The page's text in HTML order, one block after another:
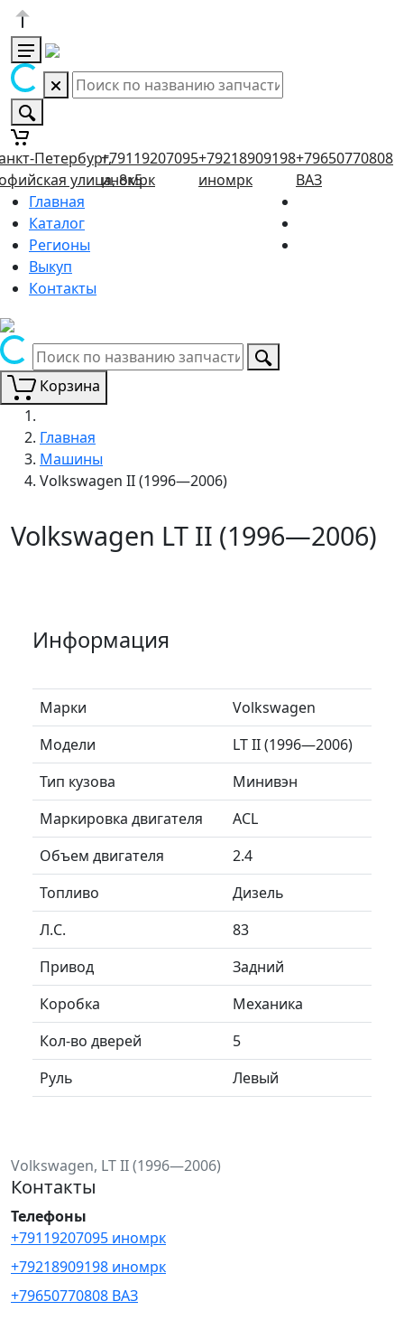
Петербург,
улица, 8к5
+79119207095
иномрк
+79218909198
иномрк
+79650770808
ВАЗ
Главная
Каталог
Регионы
Выкуп
Контакты
Корзина
Главная
Машины
Volkswagen II (1996—2006)
Volkswagen LT II (1996—2006)
Информация
Марки
Volkswagen
Модели
LT II (1996—2006)
Тип кузова
Минивэн
Маркировка двигателя
ACL
Объем двигателя
2.4
Топливо
Дизель
Л.C.
83
Привод
Задний
Коробка
Механика
Кол-во дверей
5
Руль
Левый
Volkswagen, LT II (1996—2006)
Контакты
Телефоны
+79119207095 иномрк
+79218909198 иномрк
+79650770808 ВАЗ